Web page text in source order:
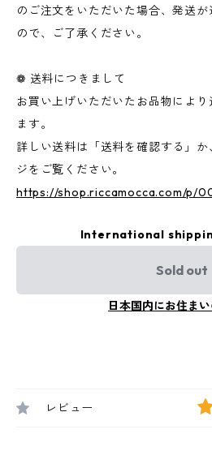
のご注文をいただいた場合、発送
ので、ご了承ください。
❁ 送料につきまして
お買い上げいただいたお品物によ
ます。
詳しい送料は「送料を確認する」
ジをご覧ください。
https://shop.riccamocca.com/p/
International
Sold out
日本国内にお住ま
レビュー